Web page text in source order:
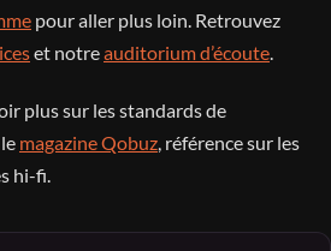
pour aller plus loin. Retrouvez
et notreauditorium d’écoute.
plus sur les standards de
magazine Qobuz , référence sur les
hi-fi.